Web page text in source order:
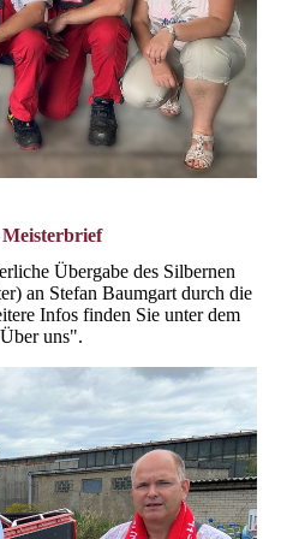
Übergabe des Silbernen
an Stefan Baumgart durch die
Infos finden Sie unter dem
uns".